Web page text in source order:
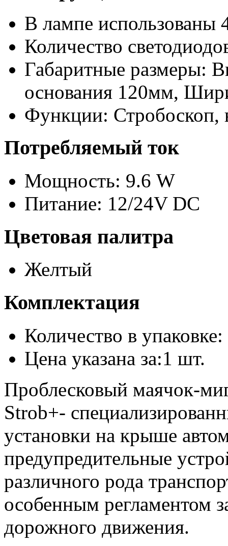
В лампе использованы
Количество
Габаритные размеры:
основания 120мм,
Функции: Стробоскоп,
Потребляемый ток
Мощность: 9.6 W
Питание: 12/24V DC
Цветовая палитра
Желтый
Комплектация
Количество в
Цена указана за:1 шт.
Проблесковый маячок-
Strob+-
установки на крыше
предупредительные
различного рода
особенным регламентом
дорожного движения.